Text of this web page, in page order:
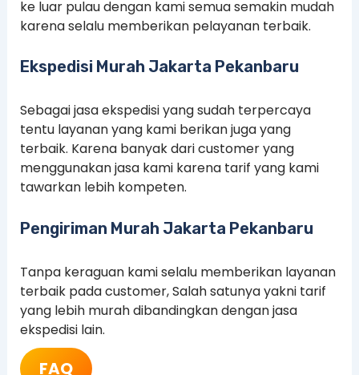
ke luar pulau dengan kami semua semakin mudah
karena selalu memberikan pelayanan terbaik.
Ekspedisi Murah Jakarta Pekanbaru
Sebagai jasa ekspedisi yang sudah terpercaya
tentu layanan yang kami berikan juga yang
terbaik. Karena banyak dari customer yang
menggunakan jasa kami karena tarif yang kami
tawarkan lebih kompeten.
Pengiriman Murah Jakarta Pekanbaru
Tanpa keraguan kami selalu memberikan layanan
terbaik pada customer, Salah satunya yakni tarif
yang lebih murah dibandingkan dengan jasa
ekspedisi lain.
FAQ